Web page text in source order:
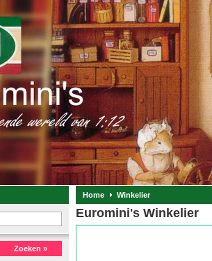
Zoeken »
Home Winkelier
Euromini's Winkelier